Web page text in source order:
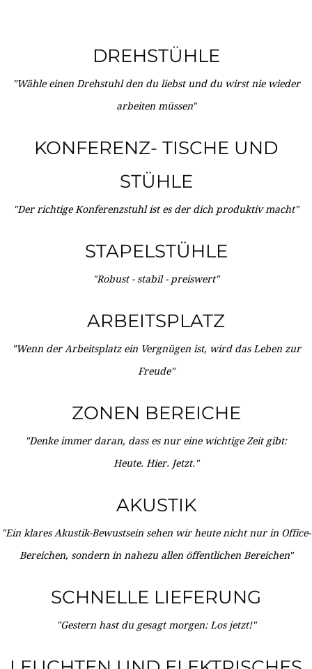
DREHSTÜHLE
"Wähle einen Drehstuhl den du liebst und du wirst nie wieder
arbeiten müssen"
KONFERENZ- TISCHE UND
STÜHLE
"Der richtige Konferenzstuhl ist es der dich produktiv macht"
STAPELSTÜHLE
"Robust - stabil - preiswert"
ARBEITSPLATZ
"Wenn der Arbeitsplatz ein Vergnügen ist, wird das Leben zur
Freude"
ZONEN BEREICHE
"Denke immer daran, dass es nur eine wichtige Zeit gibt:
Heute. Hier. Jetzt."
AKUSTIK
"Ein klares Akustik-Bewustsein sehen wir heute nicht nur in Office-
Bereichen, sondern in nahezu allen öffentlichen Bereichen"
SCHNELLE LIEFERUNG
"Gestern hast du gesagt morgen: Los jetzt!"